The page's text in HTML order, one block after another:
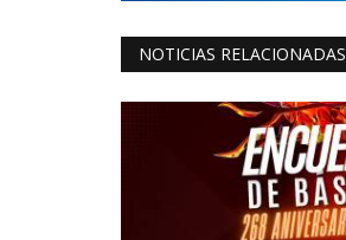
NOTICIAS RELACIONADAS